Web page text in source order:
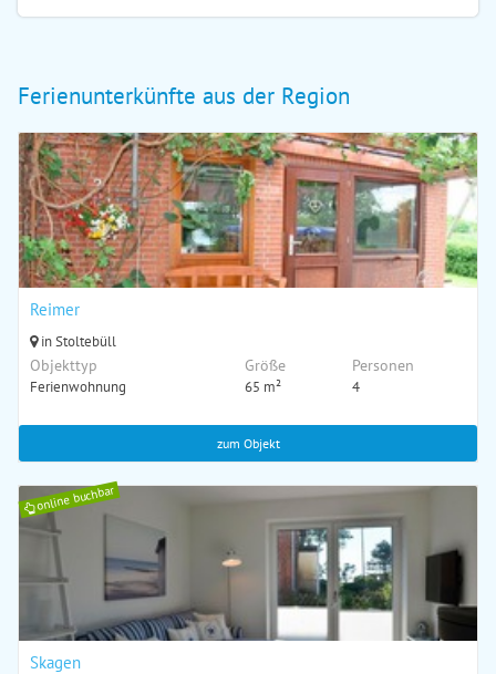
Ferienunterkünfte aus der Region
Reimer
in Stoltebüll
Objekttyp
Ferienwohnung
Größe
65 m²
Personen
4
zum Objekt
online buchbar
Skagen